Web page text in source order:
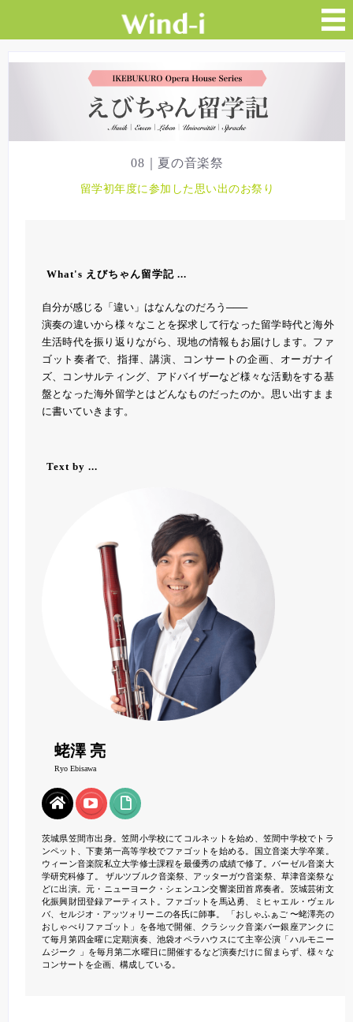
08｜夏の音楽祭
留学初年度に参加した思い出のお祭り
What's えびちゃん留学記 ...
自分が感じる「違い」はなんなのだろう───
演奏の違いから様々なことを探求して行なった留学時代と海外
生活時代を振り返りながら、現地の情報もお届けします。ファ
ゴット奏者で、指揮、講演、コンサートの企画、オーガナイ
ズ、コンサルティング、アドバイザーなど様々な活動をする基
盤となった海外留学とはどんなものだったのか。思い出すまま
に書いていきます。
Text by ...
蛯澤 亮
Ryo Ebisawa
茨城県笠間市出身。笠間小学校にてコルネットを始め、笠間中学校でトラ
ンペット、下妻第一高等学校でファゴットを始める。国立音楽大学卒業。
ウィーン音楽院私立大学修士課程を最優秀の成績で修了。バーゼル音楽大
学研究科修了。 ザルツブルク音楽祭、アッターガウ音楽祭、草津音楽祭な
どに出演。元・ニューヨーク・シェンユン交響楽団首席奏者。茨城芸術文
化振興財団登録アーティスト。ファゴットを馬込勇、ミヒャエル・ヴェル
バ、セルジオ・アッツォリーニの各氏に師事。 「おしゃふぁご 〜蛯澤亮の
おしゃべりファゴット」を各地で開催、クラシック音楽バー銀座アンクに
て毎月第四金曜に定期演奏、池袋オペラハウスにて主宰公演「ハルモニー
ムジーク 」を毎月第二水曜日に開催するなど演奏だけに留まらず、様々な
コンサートを企画、構成している。